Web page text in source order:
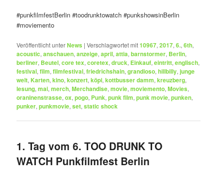
#punkfilmfestBerlin #toodrunktowatch #punkshowsinBerlin
#moviemento
Veröffentlicht unterNews |Verschlagwortet mit10967,2017,6.,6th,
acoustic,anschauen,anzeige,april,attia,barnstormer, Berlin,
berliner, Beutel,core tex,coretex,druck, Einkauf,eintritt,englisch,
festival,film,filmfestival,friedrichshain,grandioso,hillbilly,junge
welt, Karten,kino,konzert,köpi,kottbusser damm,kreuzberg,
lesung,mai,merch,Merchandise,movie,moviemento,Movies,
oraninenstrasse,ox,pogo, Punk,punk film,punk movie,punken,
punker,punkmovie,set,static shock
1. Tag vom 6. TOO DRUNK TO
WATCH Punkfilmfest Berlin